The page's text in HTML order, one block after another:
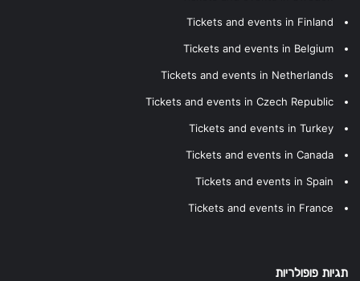
Tickets and events in Finland
Tickets and events in Belgium
Tickets and events in Netherlands
Tickets and events in Czech Republic
Tickets and events in Turkey
Tickets and events in Canada
Tickets and events in Spain
Tickets and events in France
תגיות פופולריות